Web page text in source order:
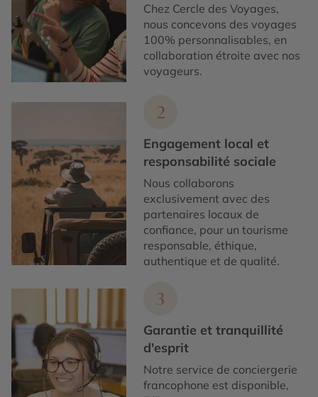
Chez Cercle des Voyages,
nous concevons des voyages
100% personnalisables, en
collaboration étroite avec nos
voyageurs.
2
Engagement local et
responsabilité sociale
Nous collaborons
exclusivement avec des
partenaires locaux de
confiance, pour un tourisme
responsable, éthique,
authentique et de qualité.
3
Garantie et tranquillité
d'esprit
Notre service de conciergerie
francophone est disponible,